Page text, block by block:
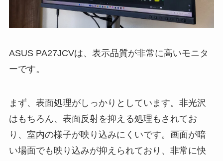
ASUS PA27JCVは、表示品質が非常に高いモニタ
ーです。
まず、表面処理がしっかりとしています。非光沢
はもちろん、表面反射を抑える処理もされてお
り、室内の様子が映り込みにくいです。画面が暗
い場面でも映り込みが抑えられており、非常に快